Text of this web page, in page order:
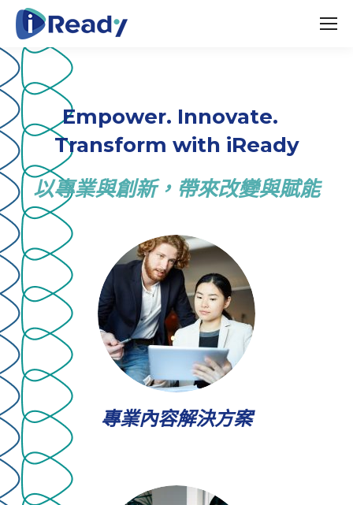
Empower. Innovate.
Transform with iReady
以專業與創新，帶來改變與賦能
專業內容解決方案